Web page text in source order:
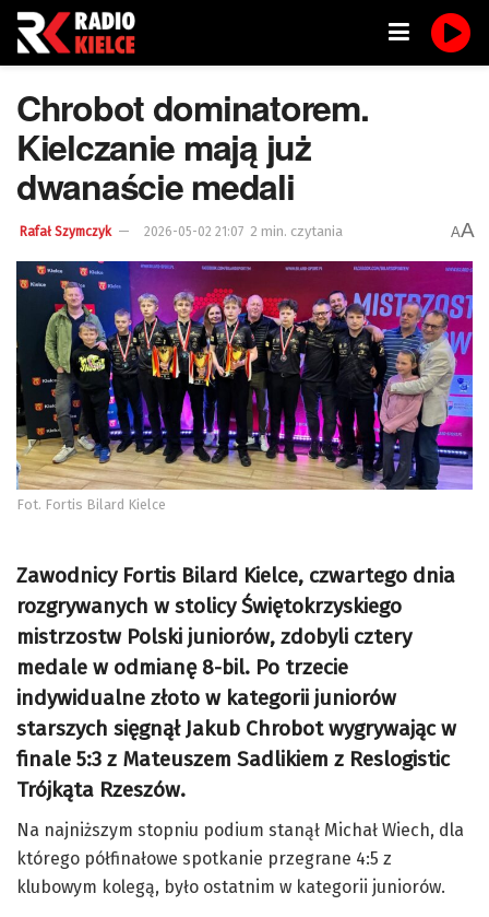
Chrobot dominatorem.
Kielczanie mają już
dwanaście medali
Rafał Szymczyk 2026-05-02 21:07 2 min. czytania AA
Fot. Fortis Bilard Kielce
Zawodnicy Fortis Bilard Kielce, czwartego dnia
rozgrywanych w stolicy Świętokrzyskiego
mistrzostw Polski juniorów, zdobyli cztery
medale w odmianę 8-bil. Po trzecie
indywidualne złoto w kategorii juniorów
starszych sięgnął Jakub Chrobot wygrywając w
finale 5:3 z Mateuszem Sadlikiem z Reslogistic
Trójkąta Rzeszów.
Na najniższym stopniu podium stanął Michał Wiech, dla
którego półfinałowe spotkanie przegrane 4:5 z
klubowym kolegą, było ostatnim w kategorii juniorów.